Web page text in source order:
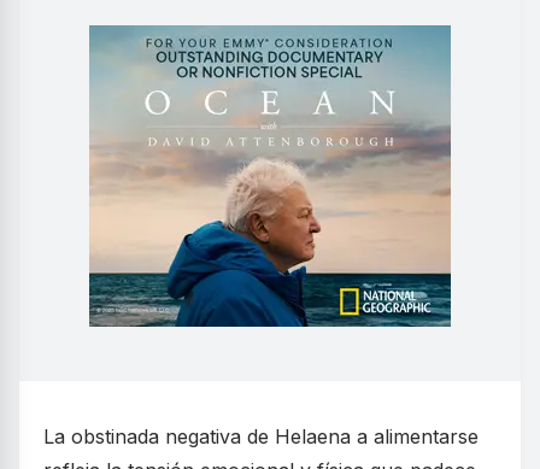
La obstinada negativa de Helaena a alimentarse